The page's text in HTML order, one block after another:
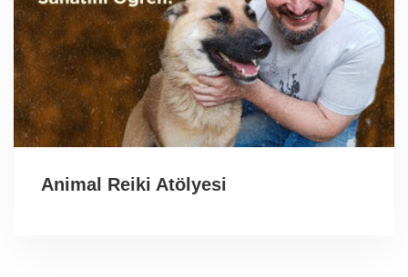
Animal Reiki Atölyesi